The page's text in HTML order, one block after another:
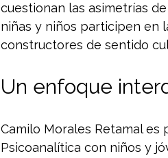
cuestionan las asimetrías
niñas y niños participen en
constructores de sentido
Un enfoque
Camilo Morales Retamales
Psicoanalítica con niños y